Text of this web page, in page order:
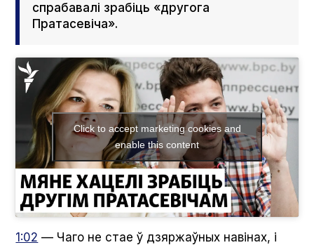
спрабавалі зрабіць «другога
Пратасевіча».
Click to accept marketing cookies and
enable this content
1:02 — Чаго не стае ў дзяржаўных навінах, і